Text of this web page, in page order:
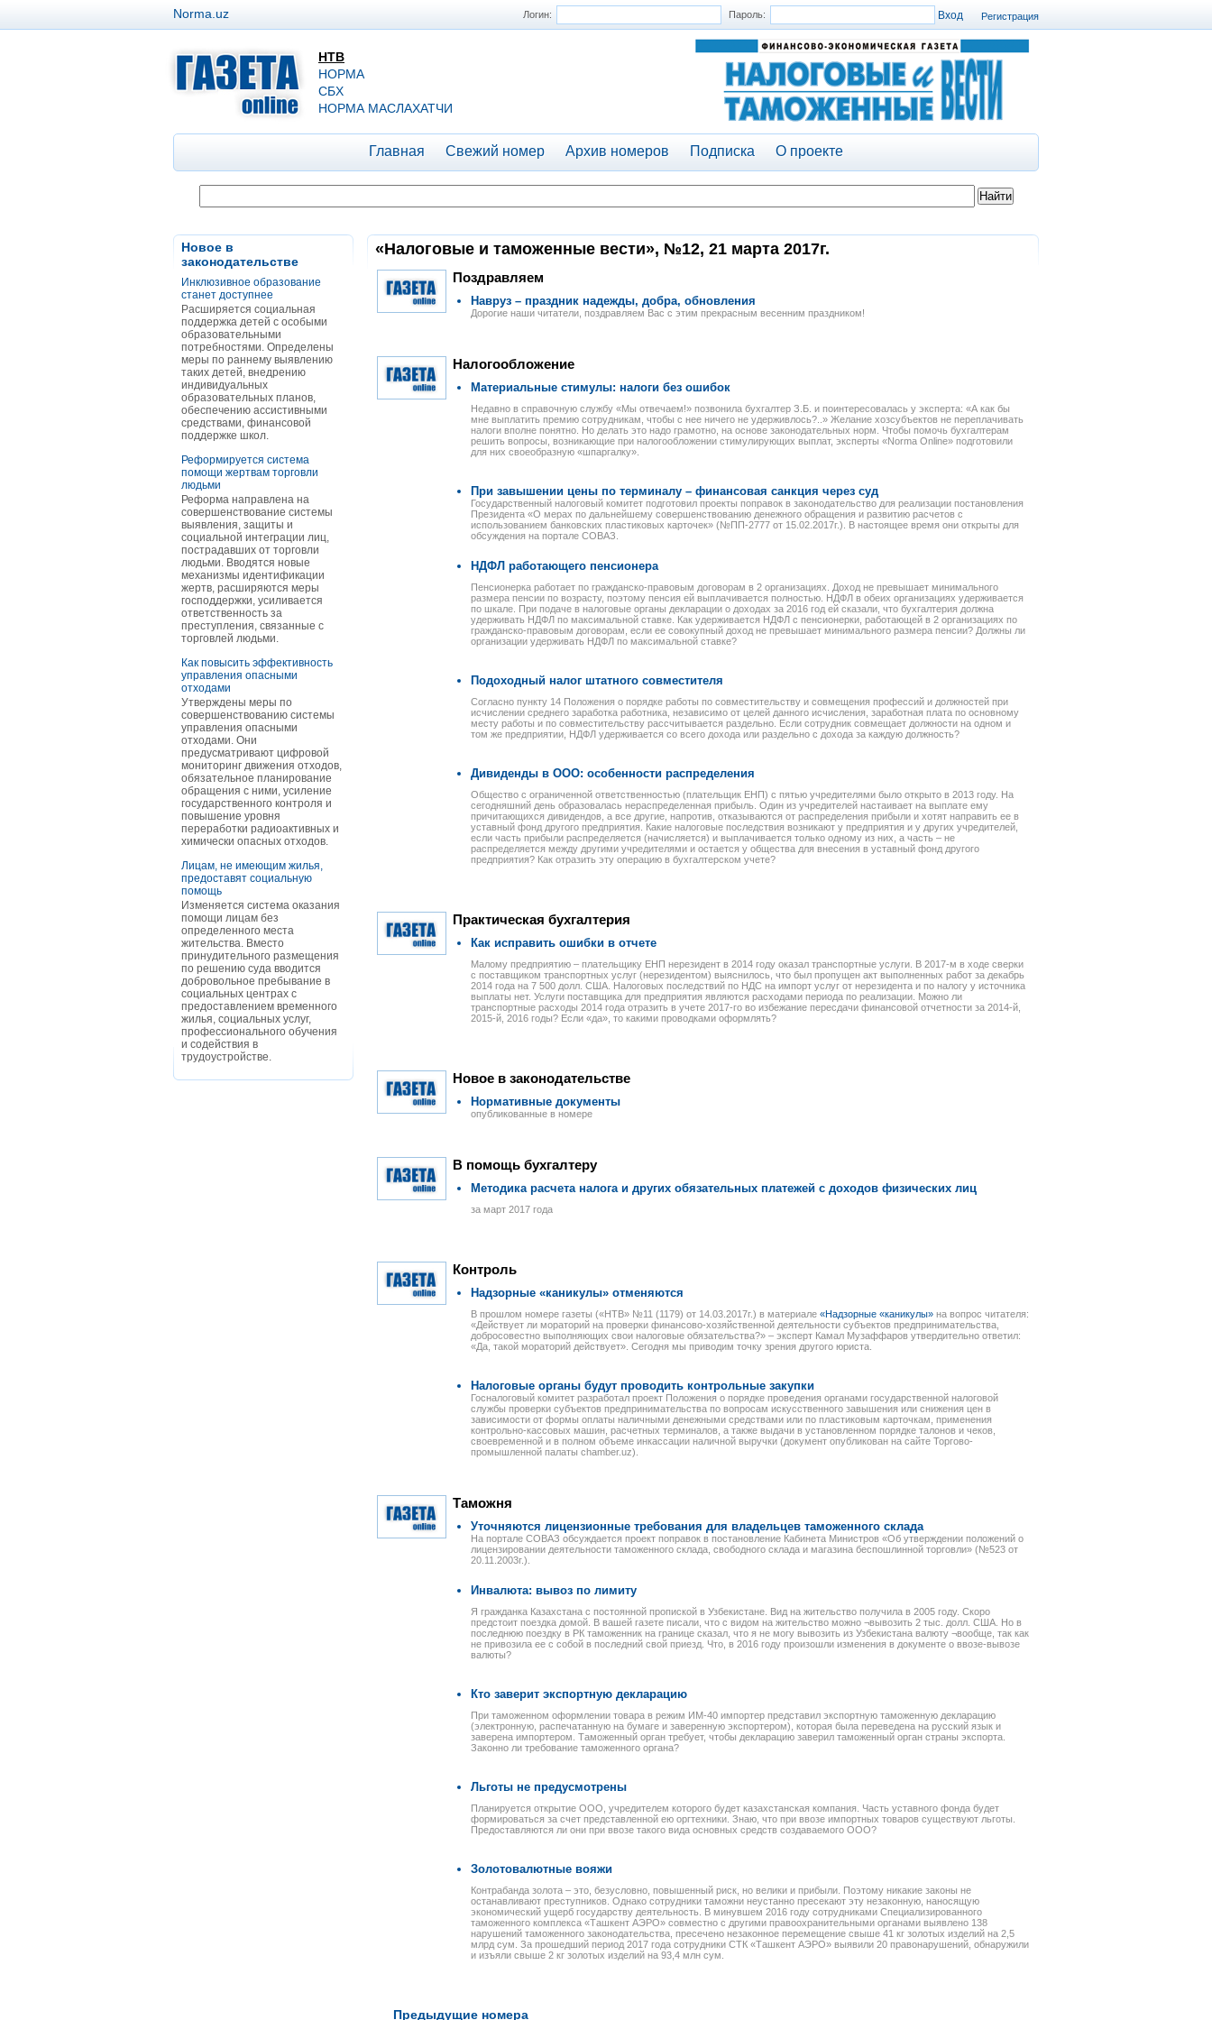
Регистрация
Логин: Пароль:
Norma.uz
НТВ
НОРМА
СБХ
НОРМА МАСЛАХАТЧИ
Главная Свежий номер Архив номеров Подписка О проекте
Новое в
законодательстве
Инклюзивное образование
станет доступнее
Расширяется социальная
поддержка детей с особыми
образовательными
потребностями. Определены
меры по раннему выявлению
таких детей, внедрению
индивидуальных
образовательных планов,
обеспечению ассистивными
средствами, финансовой
поддержке школ.
Реформируется система
помощи жертвам торговли
людьми
Реформа направлена на
совершенствование системы
выявления, защиты и
социальной интеграции лиц,
пострадавших от торговли
людьми. Вводятся новые
механизмы идентификации
жертв, расширяются меры
господдержки, усиливается
ответственность за
преступления, связанные с
торговлей людьми.
Как повысить эффективность
управления опасными
отходами
Утверждены меры по
совершенствованию системы
управления опасными
отходами. Они
предусматривают цифровой
мониторинг движения отходов,
обязательное планирование
обращения с ними, усиление
государственного контроля и
повышение уровня
переработки радиоактивных и
химически опасных отходов.
Лицам, не имеющим жилья,
предоставят социальную
помощь
Изменяется система оказания
помощи лицам без
определенного места
жительства. Вместо
принудительного размещения
по решению суда вводится
добровольное пребывание в
социальных центрах с
предоставлением временного
жилья, социальных услуг,
профессионального обучения
и содействия в
трудоустройстве.
«Налоговые и таможенные вести», №12, 21 марта 2017г.
Поздравляем
Навруз – праздник надежды, добра, обновления
Дорогие наши читатели, поздравляем Вас с этим прекрасным весенним праздником!
Налогообложение
Материальные стимулы: налоги без ошибок
Недавно в справочную службу «Мы отвечаем!» позвонила бухгалтер З.Б. и поинтересовалась у эксперта: «А как бы
мне выплатить премию сотрудникам, чтобы с нее ничего не удерживлось?..» Желание хозсубъектов не переплачивать
налоги вполне понятно. Но делать это надо грамотно, на основе законодательных норм. Чтобы помочь бухгалтерам
решить вопросы, возникающие при налогообложении стимулирующих выплат, эксперты «Norma Online» подготовили
для них своеобразную «шпаргалку».
При завышении цены по терминалу – финансовая санкция через суд
Государственный налоговый комитет подготовил проекты поправок в законодательство для реализации постановления
Президента «О мерах по дальнейшему совершенствованию денежного обращения и развитию расчетов с
использованием банковских пластиковых карточек» (№ПП-2777 от 15.02.2017г.). В настоящее время они открыты для
обсуждения на портале СОВАЗ.
НДФЛ работающего пенсионера
Пенсионерка работает по гражданско-правовым договорам в 2 организациях. Доход не превышает минимального
размера пенсии по возрасту, поэтому пенсия ей выплачивается полностью. НДФЛ в обеих организациях удерживается
по шкале. При подаче в налоговые органы декларации о доходах за 2016 год ей сказали, что бухгалтерия должна
удерживать НДФЛ по максимальной ставке. Как удерживается НДФЛ с пенсионерки, работающей в 2 организациях по
гражданско-правовым договорам, если ее совокупный доход не превышает минимального размера пенсии? Должны ли
организации удерживать НДФЛ по максимальной ставке?
Подоходный налог штатного совместителя
Согласно пункту 14 Положения о порядке работы по совместительству и совмещения профессий и должностей при
исчислении среднего заработка работника, независимо от целей данного исчисления, заработная плата по основному
месту работы и по совместительству рассчитывается раздельно. Если сотрудник совмещает должности на одном и
том же предприятии, НДФЛ удерживается со всего дохода или раздельно с дохода за каждую должность?
Дивиденды в ООО: особенности распределения
Общество с ограниченной ответственностью (плательщик ЕНП) с пятью учредителями было открыто в 2013 году. На
сегодняшний день образовалась нераспределенная прибыль. Один из учредителей настаивает на выплате ему
причитающихся дивидендов, а все другие, напротив, отказываются от распределения прибыли и хотят направить ее в
уставный фонд другого предприятия. Какие налоговые последствия возникают у предприятия и у других учредителей,
если часть прибыли распределяется (начисляется) и выплачивается только одному из них, а часть – не
распределяется между другими учредителями и остается у общества для внесения в уставный фонд другого
предприятия? Как отразить эту операцию в бухгалтерском учете?
Практическая бухгалтерия
Как исправить ошибки в отчете
Малому предприятию – плательщику ЕНП нерезидент в 2014 году оказал транспортные услуги. В 2017-м в ходе сверки
с поставщиком транспортных услуг (нерезидентом) выяснилось, что был пропущен акт выполненных работ за декабрь
2014 года на 7 500 долл. США. Налоговых последствий по НДС на импорт услуг от нерезидента и по налогу у источника
выплаты нет. Услуги поставщика для предприятия являются расходами периода по реализации. Можно ли
транспортные расходы 2014 года отразить в учете 2017-го во избежание пересдачи финансовой отчетности за 2014-й,
2015-й, 2016 годы? Если «да», то какими проводками оформлять?
Новое в законодательстве
Нормативные документы
опубликованные в номере
В помощь бухгалтеру
Методика расчета налога и других обязательных платежей с доходов физических лиц
за март 2017 года
Контроль
Надзорные «каникулы» отменяются
В прошлом номере газеты («НТВ» №11 (1179) от 14.03.2017г.) в материале «Надзорные «каникулы» на вопрос читателя:
«Действует ли мораторий на проверки финансово-хозяйственной деятельности субъектов предпринимательства,
добросовестно выполняющих свои налоговые обязательства?» – эксперт Камал Музаффаров утвердительно ответил:
«Да, такой мораторий действует». Сегодня мы приводим точку зрения другого юриста.
Налоговые органы будут проводить контрольные закупки
Госналоговый комитет разработал проект Положения о порядке проведения органами государственной налоговой
службы проверки субъектов предпринимательства по вопросам искусственного завышения или снижения цен в
зависимости от формы оплаты наличными денежными средствами или по пластиковым карточкам, применения
контрольно-кассовых машин, расчетных терминалов, а также выдачи в установленном порядке талонов и чеков,
своевременной и в полном объеме инкассации наличной выручки (документ опубликован на сайте Торгово-
промышленной палаты chamber.uz).
Таможня
Уточняются лицензионные требования для владельцев таможенного склада
На портале СОВАЗ обсуждается проект поправок в постановление Кабинета Министров «Об утверждении положений о
лицензировании деятельности таможенного склада, свободного склада и магазина беспошлинной торговли» (№523 от
20.11.2003г.).
Инвалюта: вывоз по лимиту
Я гражданка Казахстана с постоянной пропиской в Узбекистане. Вид на жительство получила в 2005 году. Скоро
предстоит поездка домой. В вашей газете писали, что с видом на жительство можно ¬вывозить 2 тыс. долл. США. Но в
последнюю поездку в РК таможенник на границе сказал, что я не могу вывозить из Узбекистана валюту ¬вообще, так как
не привозила ее с собой в последний свой приезд. Что, в 2016 году произошли изменения в документе о ввозе-вывозе
валюты?
Кто заверит экспортную декларацию
При таможенном оформлении товара в режим ИМ-40 импортер представил экспортную таможенную декларацию
(электронную, распечатанную на бумаге и заверенную экспортером), которая была переведена на русский язык и
заверена импортером. Таможенный орган требует, чтобы декларацию заверил таможенный орган страны экспорта.
Законно ли требование таможенного органа?
Льготы не предусмотрены
Планируется открытие ООО, учредителем которого будет казахстанская компания. Часть уставного фонда будет
формироваться за счет представленной ею оргтехники. Знаю, что при ввозе импортных товаров существуют льготы.
Предоставляются ли они при ввозе такого вида основных средств создаваемого ООО?
Золотовалютные вояжи
Контрабанда золота – это, безусловно, повышенный риск, но велики и прибыли. Поэтому никакие законы не
останавливают преступников. Однако сотрудники таможни неустанно пресекают эту незаконную, наносящую
экономический ущерб государству деятельность. В минувшем 2016 году сотрудниками Специализированного
таможенного комплекса «Ташкент АЭРО» совместно с другими правоохранительными органами выявлено 138
нарушений таможенного законодательства, пресечено незаконное перемещение свыше 41 кг золотых изделий на 2,5
млрд сум. За прошедший период 2017 года сотрудники СТК «Ташкент АЭРО» выявили 20 правонарушений, обнаружили
и изъяли свыше 2 кг золотых изделий на 93,4 млн сум.
Предыдущие номера